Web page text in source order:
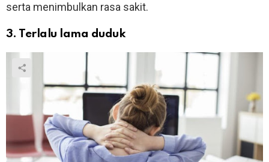
serta menimbulkan rasa sakit.
3. Terlalu lama duduk